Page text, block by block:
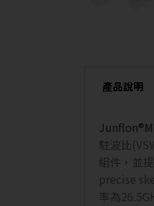
產品說明
駐波比
組件，並
precise
率為